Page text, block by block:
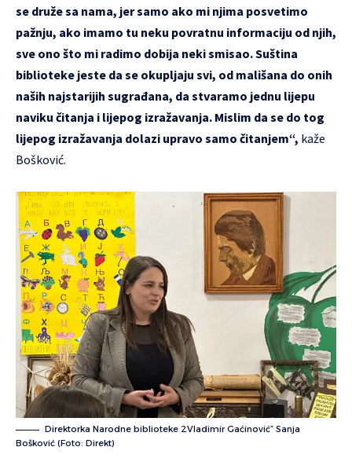
se druže sa nama, jer samo ako mi njima posvetimo
pažnju, ako imamo tu neku povratnu informaciju od njih,
sve ono što mi radimo dobija neki smisao. Suština
biblioteke jeste da se okupljaju svi, od mališana do onih
naših najstarijih sugrađana, da stvaramo jednu lijepu
naviku čitanja i lijepog izražavanja. Mislim da se do tog
lijepog izražavanja dolazi upravo samo čitanjem“, kaže
Bošković.
Direktorka Narodne biblioteke 2Vladimir Gaćinović” Sanja
Bošković (Foto: Direkt)